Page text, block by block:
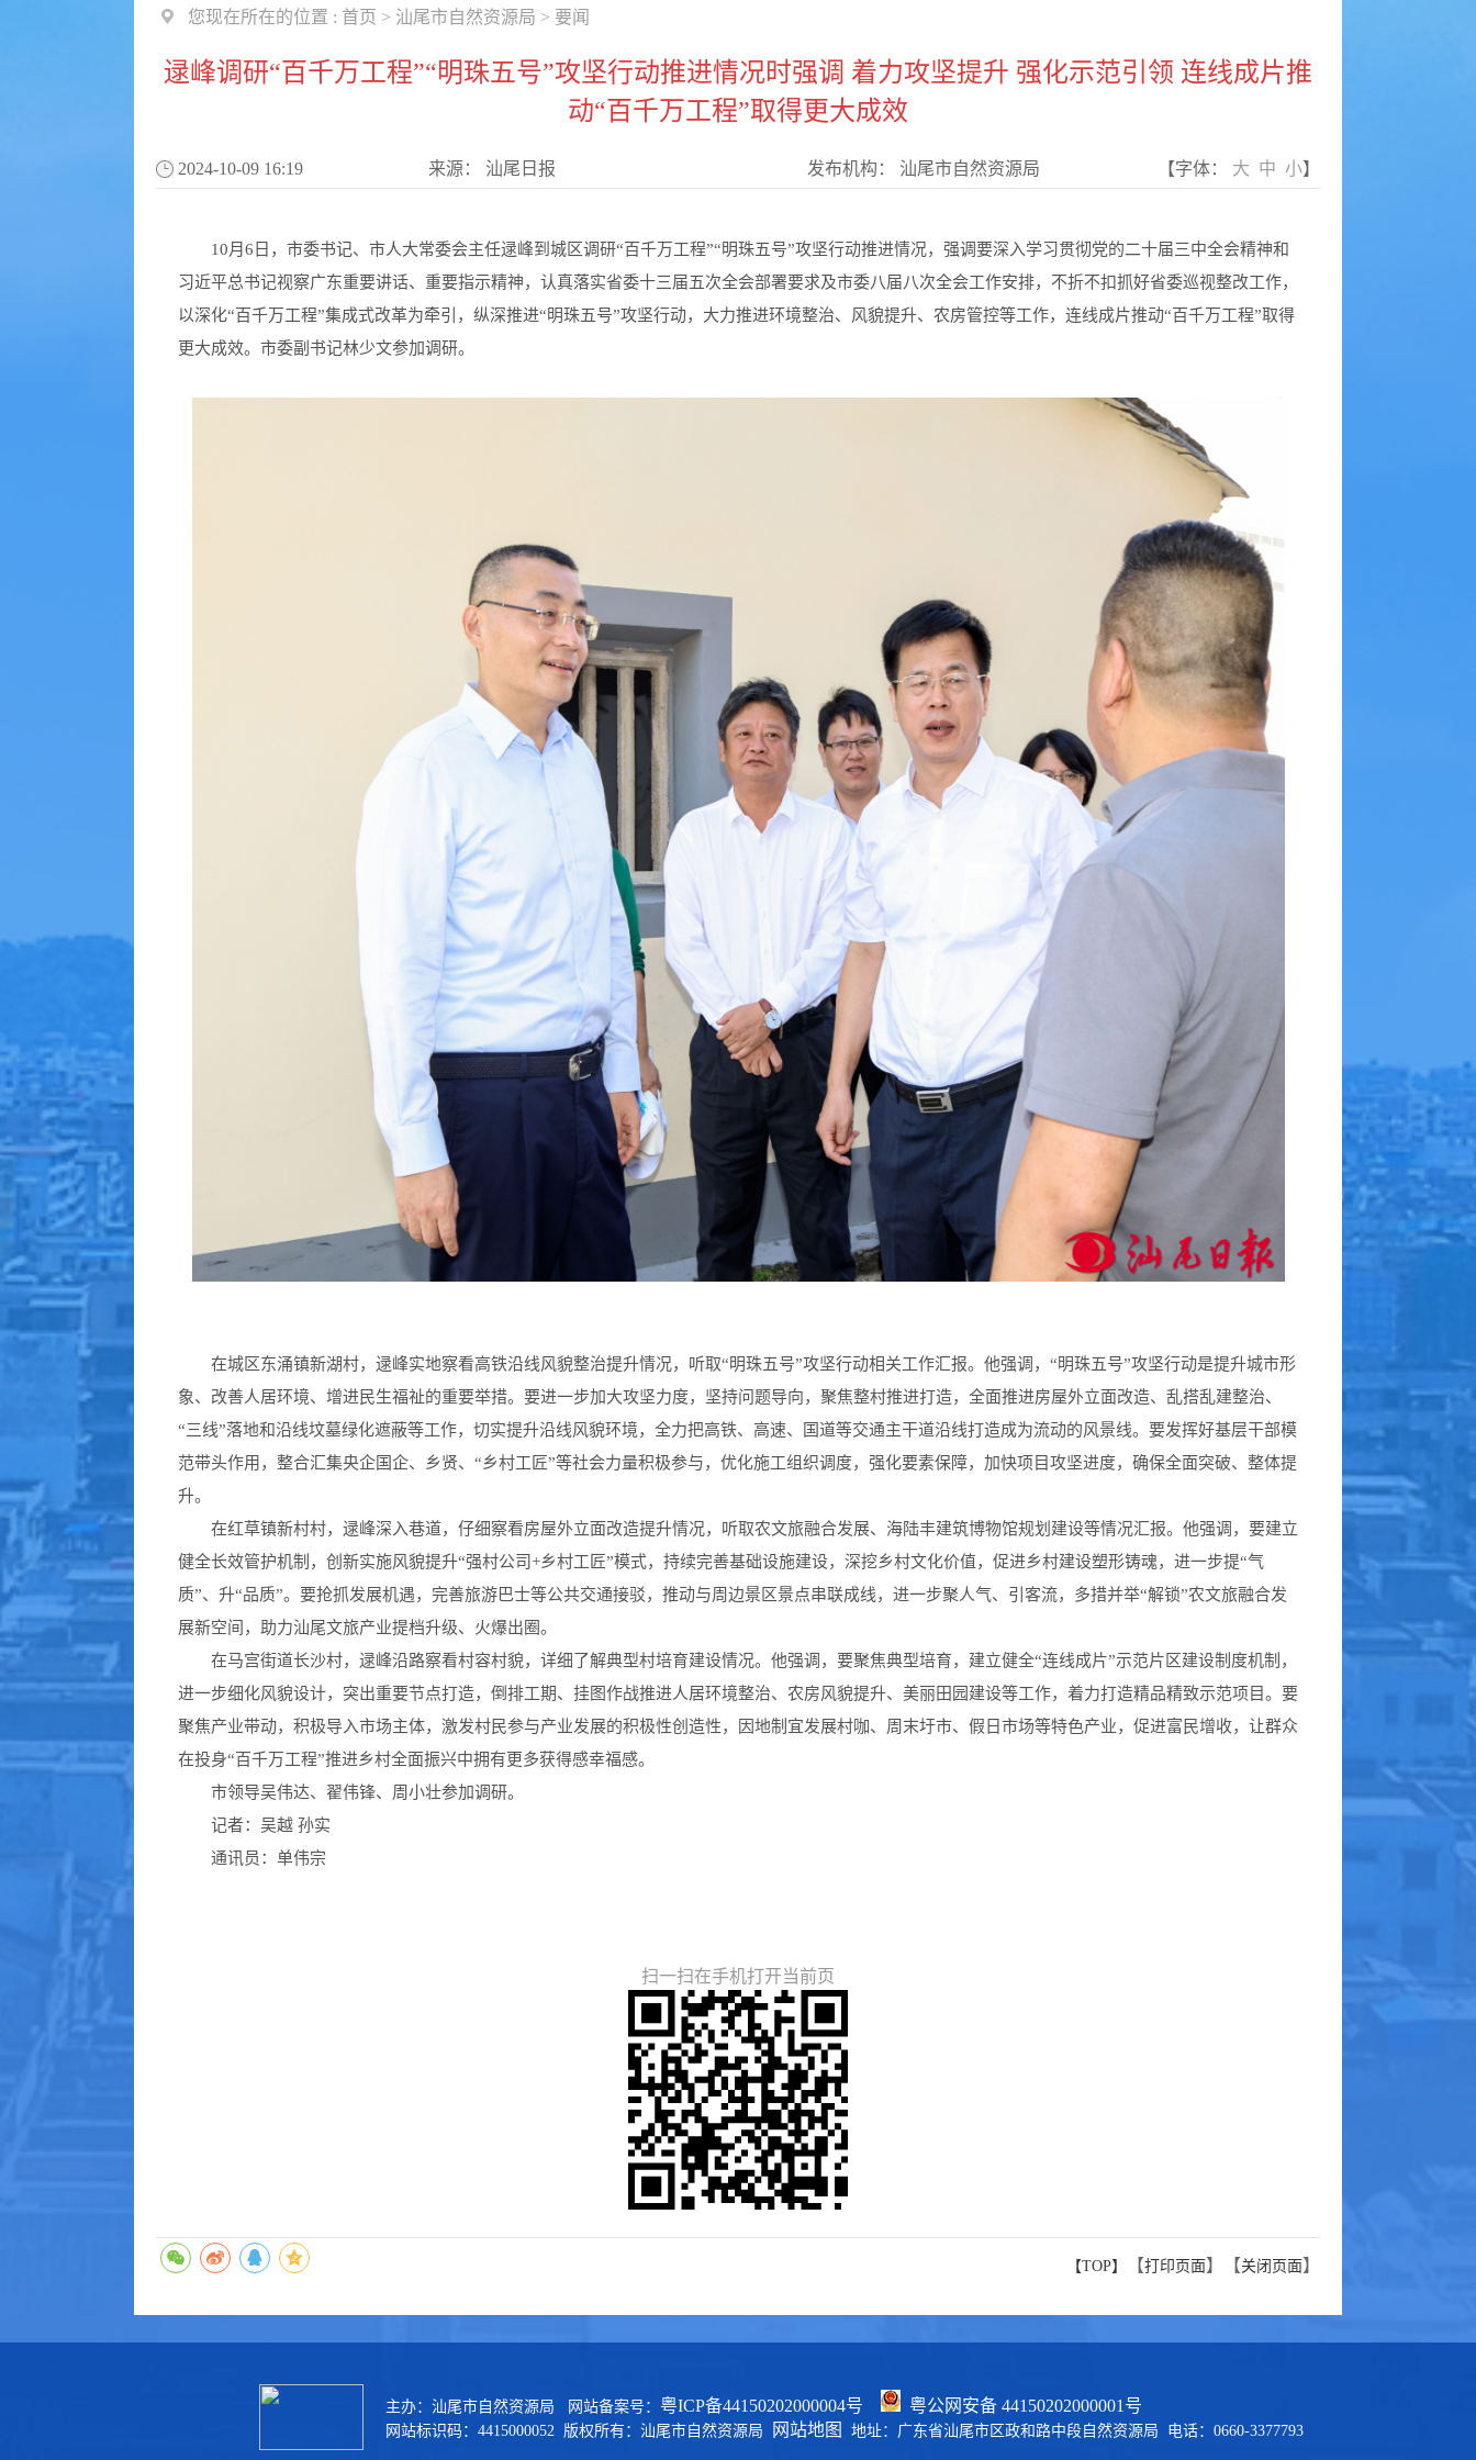
您现在所在的位置 : 首页 > 汕尾市自然资源局 > 要闻
逯峰调研“百千万工程”“明珠五号”攻坚行动推进情况时强调 着力攻坚提升 强化示范引领 连线成片推
动“百千万工程”取得更大成效
2024-10-09 16:19 来源： 汕尾日报 发布机构： 汕尾市自然资源局 【字体： 大 中 小】
10月6日，市委书记、市人大常委会主任逯峰到城区调研“百千万工程”“明珠五号”攻坚行动推进情况，强调要深入学习贯彻党的二十届三中全会精神和
习近平总书记视察广东重要讲话、重要指示精神，认真落实省委十三届五次全会部署要求及市委八届八次全会工作安排，不折不扣抓好省委巡视整改工作，
以深化“百千万工程”集成式改革为牵引，纵深推进“明珠五号”攻坚行动，大力推进环境整治、风貌提升、农房管控等工作，连线成片推动“百千万工程”取得
更大成效。市委副书记林少文参加调研。
在城区东涌镇新湖村，逯峰实地察看高铁沿线风貌整治提升情况，听取“明珠五号”攻坚行动相关工作汇报。他强调，“明珠五号”攻坚行动是提升城市形
象、改善人居环境、增进民生福祉的重要举措。要进一步加大攻坚力度，坚持问题导向，聚焦整村推进打造，全面推进房屋外立面改造、乱搭乱建整治、
“三线”落地和沿线坟墓绿化遮蔽等工作，切实提升沿线风貌环境，全力把高铁、高速、国道等交通主干道沿线打造成为流动的风景线。要发挥好基层干部模
范带头作用，整合汇集央企国企、乡贤、“乡村工匠”等社会力量积极参与，优化施工组织调度，强化要素保障，加快项目攻坚进度，确保全面突破、整体提
升。
在红草镇新村村，逯峰深入巷道，仔细察看房屋外立面改造提升情况，听取农文旅融合发展、海陆丰建筑博物馆规划建设等情况汇报。他强调，要建立
健全长效管护机制，创新实施风貌提升“强村公司+乡村工匠”模式，持续完善基础设施建设，深挖乡村文化价值，促进乡村建设塑形铸魂，进一步提“气
质”、升“品质”。要抢抓发展机遇，完善旅游巴士等公共交通接驳，推动与周边景区景点串联成线，进一步聚人气、引客流，多措并举“解锁”农文旅融合发
展新空间，助力汕尾文旅产业提档升级、火爆出圈。
在马宫街道长沙村，逯峰沿路察看村容村貌，详细了解典型村培育建设情况。他强调，要聚焦典型培育，建立健全“连线成片”示范片区建设制度机制，
进一步细化风貌设计，突出重要节点打造，倒排工期、挂图作战推进人居环境整治、农房风貌提升、美丽田园建设等工作，着力打造精品精致示范项目。要
聚焦产业带动，积极导入市场主体，激发村民参与产业发展的积极性创造性，因地制宜发展村咖、周末圩市、假日市场等特色产业，促进富民增收，让群众
在投身“百千万工程”推进乡村全面振兴中拥有更多获得感幸福感。
市领导吴伟达、翟伟锋、周小壮参加调研。
记者：吴越 孙实
通讯员：单伟宗
扫一扫在手机打开当前页
【TOP】 【打印页面】【关闭页面】
主办：汕尾市自然资源局 网站备案号： 粤ICP备44150202000004号 粤公网安备 44150202000001号
网站标识码：4415000052 版权所有：汕尾市自然资源局 网站地图 地址：广东省汕尾市区政和路中段自然资源局 电话：0660-3377793